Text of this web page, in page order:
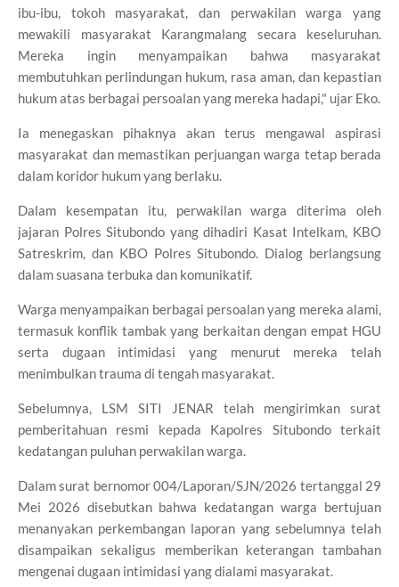
ibu-ibu, tokoh masyarakat, dan perwakilan warga yang
mewakili masyarakat Karangmalang secara keseluruhan.
Mereka ingin menyampaikan bahwa masyarakat
membutuhkan perlindungan hukum, rasa aman, dan kepastian
hukum atas berbagai persoalan yang mereka hadapi," ujar Eko.
Ia menegaskan pihaknya akan terus mengawal aspirasi
masyarakat dan memastikan perjuangan warga tetap berada
dalam koridor hukum yang berlaku.
Dalam kesempatan itu, perwakilan warga diterima oleh
jajaran Polres Situbondo yang dihadiri Kasat Intelkam, KBO
Satreskrim, dan KBO Polres Situbondo. Dialog berlangsung
dalam suasana terbuka dan komunikatif.
Warga menyampaikan berbagai persoalan yang mereka alami,
termasuk konflik tambak yang berkaitan dengan empat HGU
serta dugaan intimidasi yang menurut mereka telah
menimbulkan trauma di tengah masyarakat.
Sebelumnya, LSM SITI JENAR telah mengirimkan surat
pemberitahuan resmi kepada Kapolres Situbondo terkait
kedatangan puluhan perwakilan warga.
Dalam surat bernomor 004/Laporan/SJN/2026 tertanggal 29
Mei 2026 disebutkan bahwa kedatangan warga bertujuan
menanyakan perkembangan laporan yang sebelumnya telah
disampaikan sekaligus memberikan keterangan tambahan
mengenai dugaan intimidasi yang dialami masyarakat.